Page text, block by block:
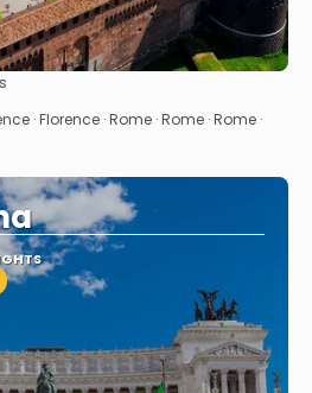
· Florence · Rome · Rome · Rome ·